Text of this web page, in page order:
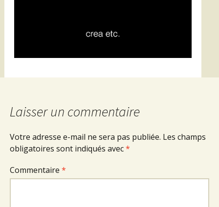
Laisser un commentaire
Votre adresse e-mail ne sera pas publiée. Les champs
obligatoires sont indiqués avec*
Commentaire *